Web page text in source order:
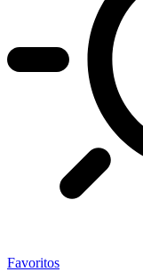
Favoritos